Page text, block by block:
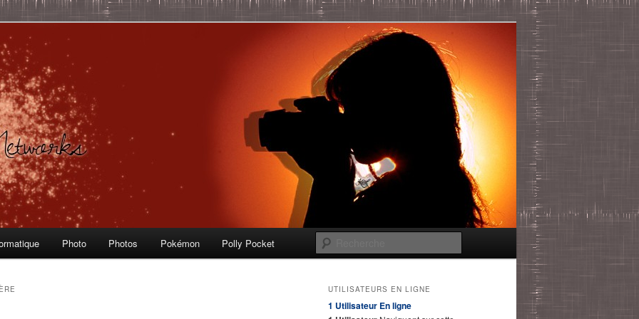
Labo Ubuntu
Photo Photos Pokémon Polly Pocket
UTILISATEURS EN LIGNE
1 Utilisateur En ligne